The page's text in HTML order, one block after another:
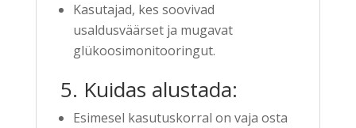
Kasutajad, kes soovivad
usaldusväärset ja mugavat
glükoosimonitooringut.
5. Kuidas alustada:
Esimesel kasutuskorral on vaja osta